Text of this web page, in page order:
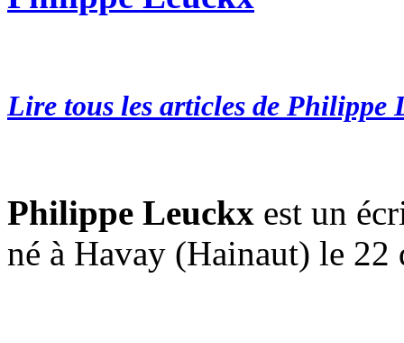
Lire tous les articles de Philippe
Philippe Leuckx est un
né à Havay (Hainaut) le 22